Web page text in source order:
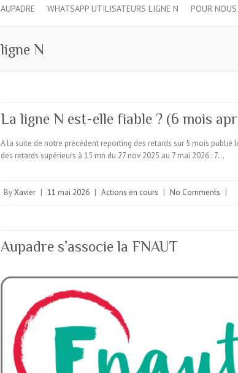
AUPADRE WHATSAPP UTILISATEURS LIGNE N POUR
ligne N
La ligne N est-elle fiable ? (6 mois
A la suite de notre précédent reporting des retards sur 5 mois publié
des retards supérieurs à 15 mn du 27 nov 2025 au 7 mai 2026 : 7…
ByXavier | 11 mai 2026 | Actions en cours | No Comments |
Aupadre s’associe la FNAUT